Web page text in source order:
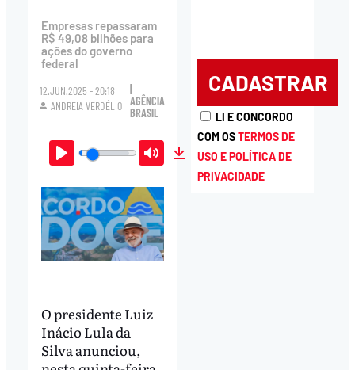
Empresas repassaram
R$ 49,08 bilhões para
ações do governo
federal
12.JUN.2025 - 20:18
ANDREIA VERDÉLIO AGÊNCIA
BRASIL
Play Mute Download
O presidente Luiz
Inácio Lula da
Silva anunciou,
LI E CONCORDO
COM OSTERMOS DE
USO E POLÍTICA DE
PRIVACIDADE